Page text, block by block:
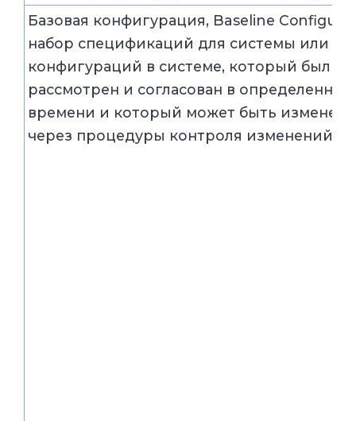
Базовая конфигурация, Baseline
набор спецификаций для системы или
конфигураций в системе, который был
рассмотрен и согласован в
времени и который может быть изменен
через процедуры контроля изменений